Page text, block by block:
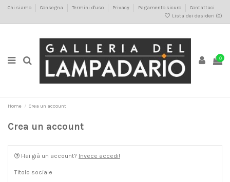
Chi siamo Consegna Termini d'uso Privacy Pagamento sicuro
Contattaci
Lista dei desideri (0)
0
Home Crea un account
Crea un account
Hai già un account? Invece accedi!
Titolo sociale